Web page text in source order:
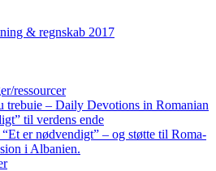
& regnskab 2017
ressourcer
trebuie – Daily Devotions in Romanian
til verdens ende
er nødvendigt” – og støtte til Roma-
i Albanien.